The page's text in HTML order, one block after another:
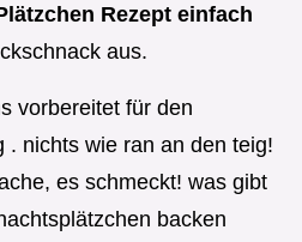
Rezept einfach
aus.
vorbereitet für den
. nichts wie ran an den teig!
es schmeckt! was gibt
backen